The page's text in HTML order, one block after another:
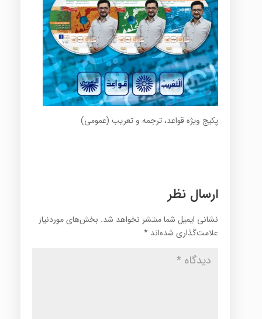
پکیج ویژه قواعد، ترجمه و تعریب (عمومی)
ارسال نظر
نشانی ایمیل شما منتشر نخواهد شد. بخش‌های موردنیاز
علامت‌گذاری شده‌اند *